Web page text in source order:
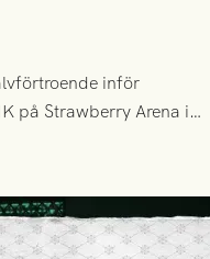
inför
på Strawberry Arena i
i första halvlek av